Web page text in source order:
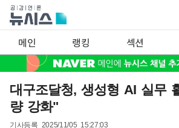
메인 랭킹 섹션
대구조달청, 생성형 AI 실무
량 강화"
기사등록 2025/11/05 15:27:03